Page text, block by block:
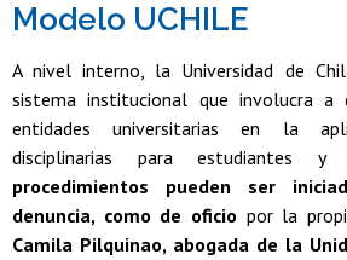
Modelo UCHILE
A nivel interno, la Universidad de
sistema institucional que involucra a
entidades universitarias en la
disciplinarias para estudiantes y
procedimientos pueden ser
denuncia, como de oficio por la
Camila Pilquinao, abogada de la